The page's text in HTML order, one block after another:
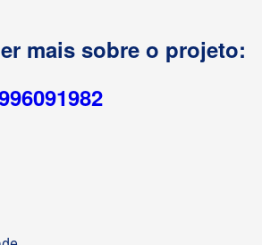
mais sobre o projeto: